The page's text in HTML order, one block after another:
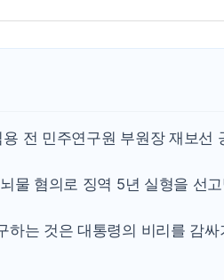
'
전 민주연구원 부원장 재보선
물 혐의로 징역 5년 실형을 선
하는 것은 대통령의 비리를 감